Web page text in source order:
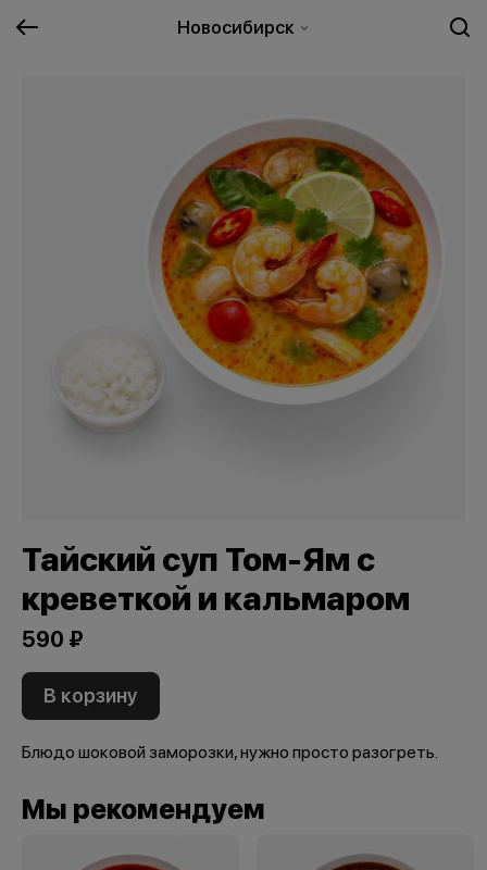
Новосибирск
Тайский суп Том-Ям с
креветкой и кальмаром
590 ₽
В корзину
Блюдо шоковой заморозки, нужно просто разогреть.
Мы рекомендуем